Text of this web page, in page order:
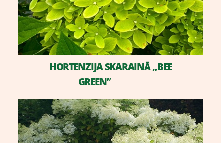
HORTENZIJA SKARAINĀ „BEE
GREEN”